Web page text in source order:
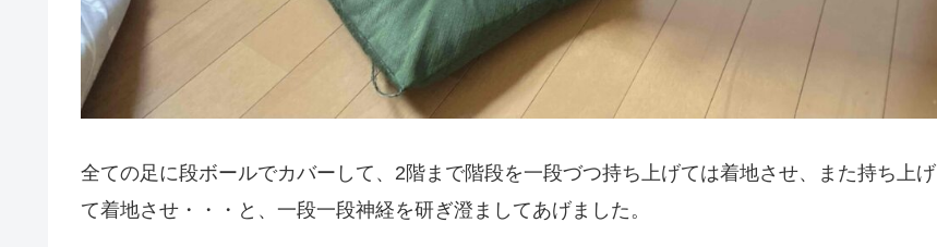
全ての足に段ボールでカバーして、2階まで階段を一段づつ持ち上げては着地させ、また持ち上げ
て着地させ・・・と、一段一段神経を研ぎ澄ましてあげました。